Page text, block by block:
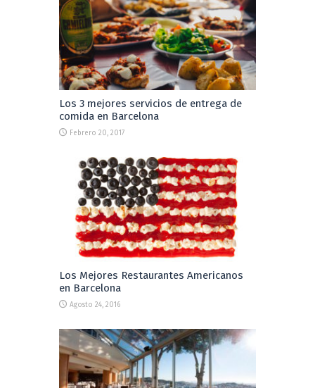
Los 3 mejores servicios de entrega de
comida en Barcelona
Febrero 20, 2017
Los Mejores Restaurantes Americanos
en Barcelona
Agosto 24, 2016